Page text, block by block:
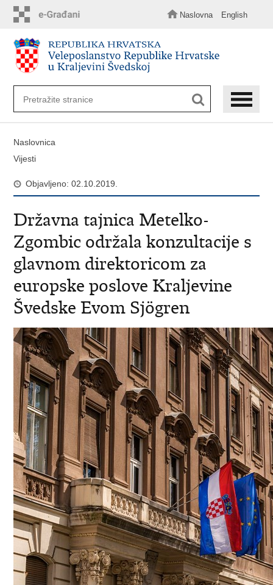
sadržaj
Naslovna English
Naslovnica
Vijesti
Objavljeno: 02.10.2019.
Državna tajnica Metelko-
Zgombic održala konzultacije s
glavnom direktoricom za
europske poslove Kraljevine
Švedske Evom Sjögren